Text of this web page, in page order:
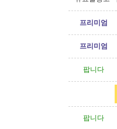
프리미엄
프리미엄
팝니다
팝니다